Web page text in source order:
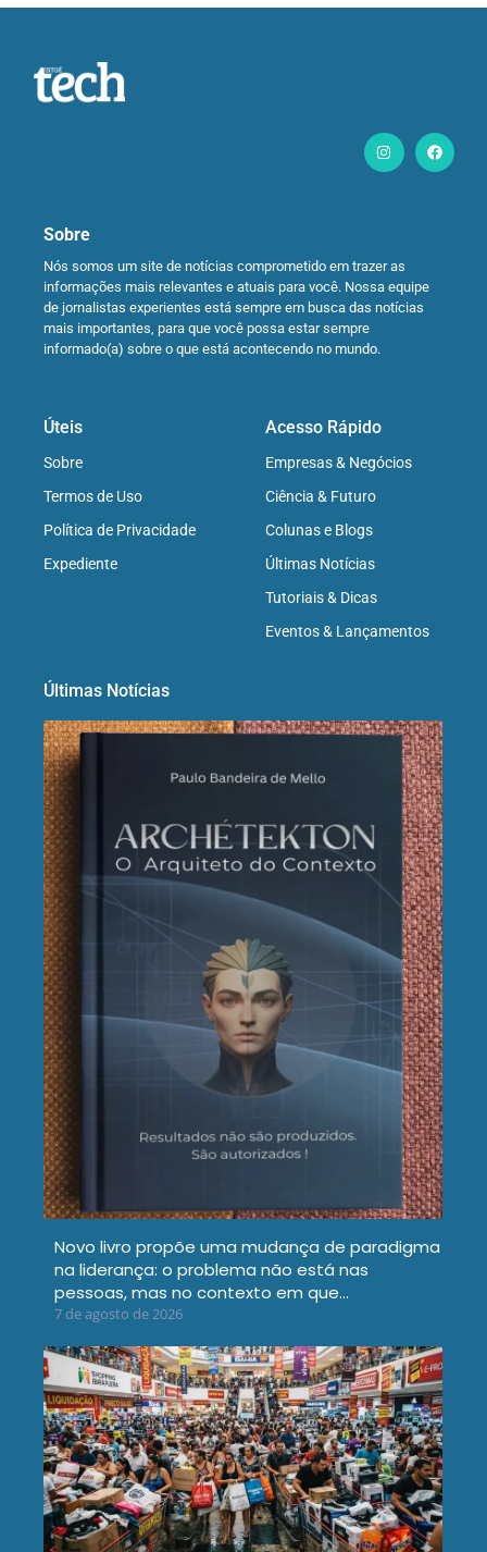
Sobre
Nós somos um site de notícias comprometido em trazer as
informações mais relevantes e atuais para você. Nossa equipe
de jornalistas experientes está sempre em busca das notícias
mais importantes, para que você possa estar sempre
informado(a) sobre o que está acontecendo no mundo.
Úteis
Sobre
Termos de Uso
Política de Privacidade
Expediente
Acesso Rápido
Empresas & Negócios
Ciência & Futuro
Colunas e Blogs
Últimas Notícias
Tutoriais & Dicas
Eventos & Lançamentos
Últimas Notícias
Novo livro propõe uma mudança de paradigma
na liderança: o problema não está nas
pessoas, mas no contexto em que…
7 de agosto de 2026